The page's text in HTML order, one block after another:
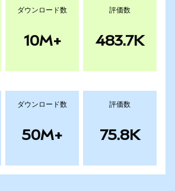
ダウンロード数
10M+
評価数
483.7K
ダウンロード数
50M+
評価数
75.8K